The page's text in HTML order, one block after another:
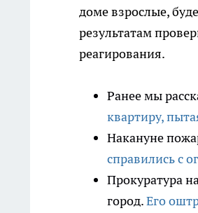
доме взрослые,
результатам
реагирования.
Ранее мы
квартиру,
Накануне
справились с
Прокуратура
город.Его